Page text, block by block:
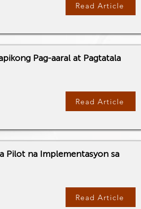
Read Article
Pag-aaral at Pagtatala
Read Article
Pilot na Implementasyon sa
Read Article